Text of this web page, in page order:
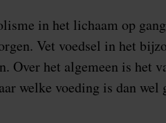
in het lichaam op
Vet voedsel in het
Over het algemeen is het
welke voeding is dan wel